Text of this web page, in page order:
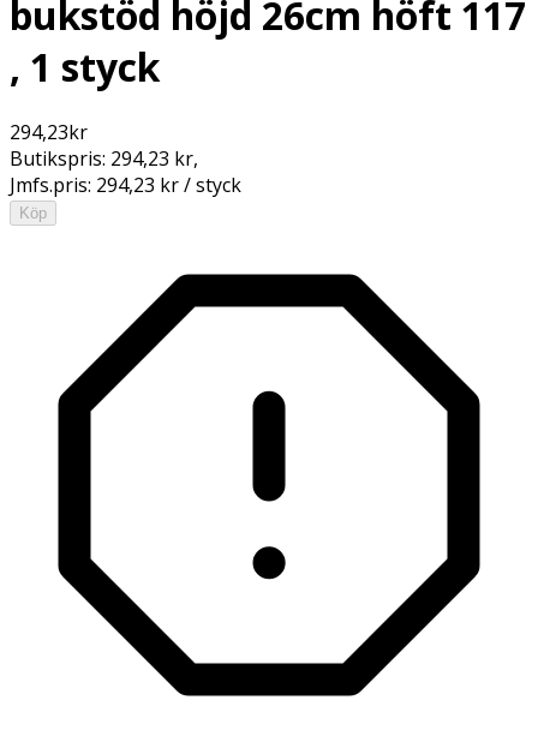
bukstöd höjd 26cm höft 117
, 1 styck
294,23kr
Butikspris: 294,23 kr,
Jmfs.pris: 294,23 kr / styck
Köp